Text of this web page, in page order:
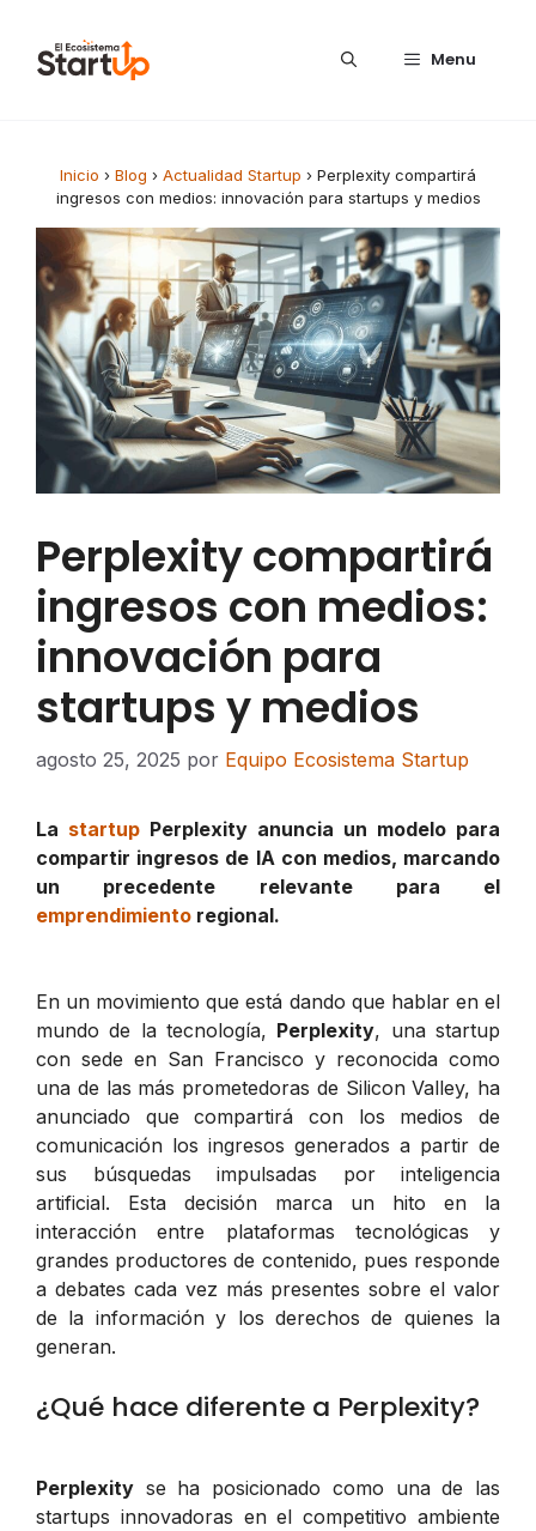
Menu
Inicio › Blog › Actualidad Startup › Perplexity compartirá
ingresos con medios: innovación para startups y medios
Perplexity compartirá
ingresos con medios:
innovación para
startups y medios
agosto 25, 2025 por Equipo Ecosistema Startup
La startup Perplexity anuncia un modelo para
compartir ingresos de IA con medios, marcando
un precedente relevante para el
emprendimiento regional.
En un movimiento que está dando que hablar en el
mundo de la tecnología, Perplexity, una startup
con sede en San Francisco y reconocida como
una de las más prometedoras de Silicon Valley, ha
anunciado que compartirá con los medios de
comunicación los ingresos generados a partir de
sus búsquedas impulsadas por inteligencia
artificial. Esta decisión marca un hito en la
interacción entre plataformas tecnológicas y
grandes productores de contenido, pues responde
a debates cada vez más presentes sobre el valor
de la información y los derechos de quienes la
generan.
¿Qué hace diferente a Perplexity?
Perplexity se ha posicionado como una de las
startups innovadoras en el competitivo ambiente